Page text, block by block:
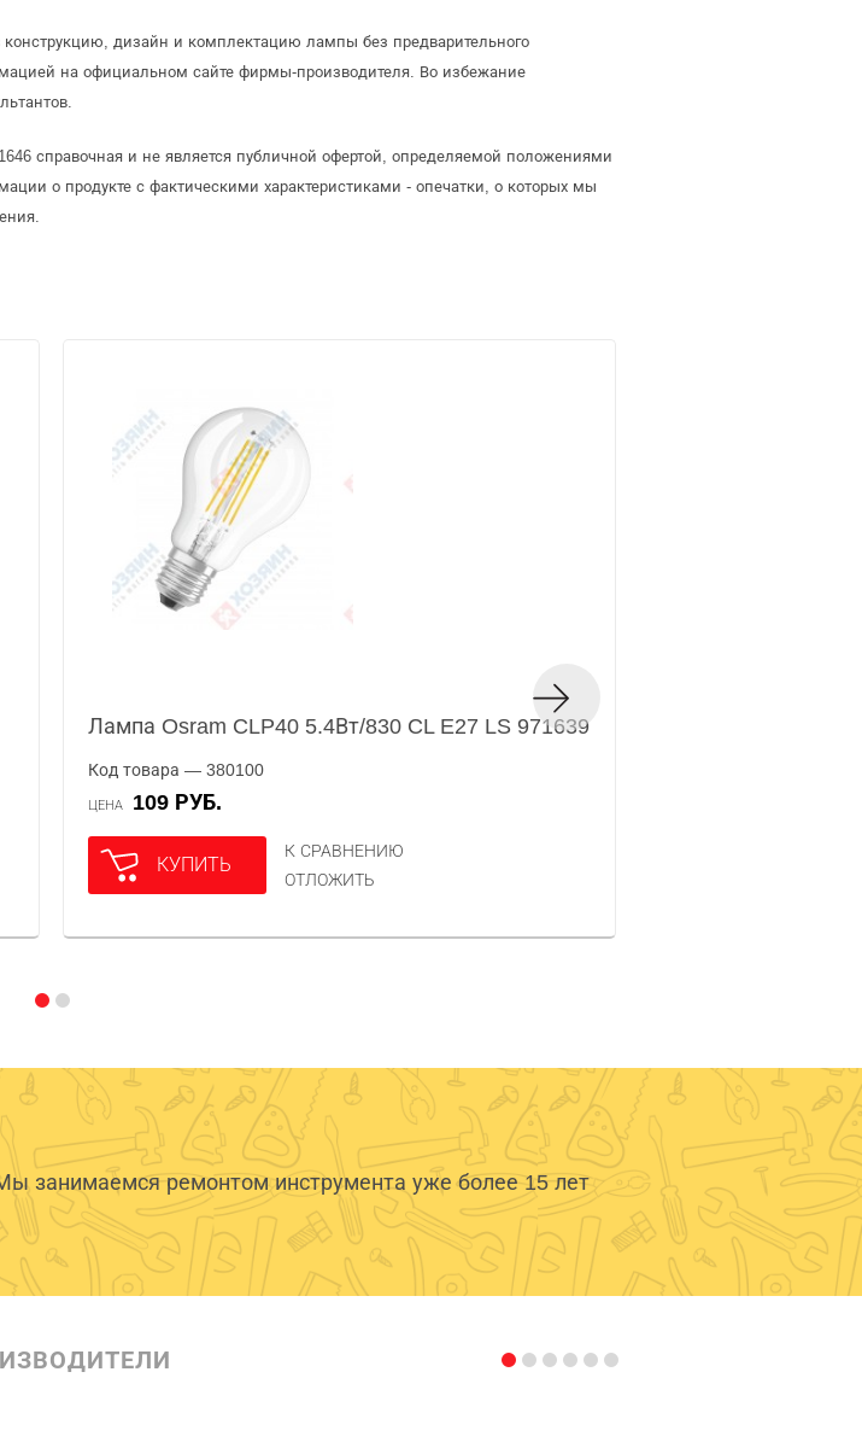
дизайн и комплектацию лампы без предварительного
на официальном сайте фирмы-производителя. Во избежание
справочная и не является публичной офертой, определяемой положениями
о продукте с фактическими характеристиками - опечатки, о которых мы
Лампа Osram CLP40 5.4Вт/830 CL E27 LS 971639
Код товара — 380100
ЦЕНА 109 РУБ.
КУПИТЬ
К СРАВНЕНИЮ
ОТЛОЖИТЬ
занимаемся ремонтом инструмента уже более 15 лет